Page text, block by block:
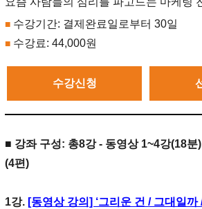
■ 수강기간: 결제완료일로부터 30일
■ 수강료: 44,000원
수강신청
■ 강좌 구성: 총8강 - 동영상 1~4강(18분
(4편)
1강. [동영상 강의] ‘그리운 건 / 그대일까